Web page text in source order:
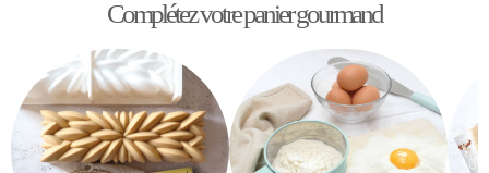
Complétez votre panier gourmand